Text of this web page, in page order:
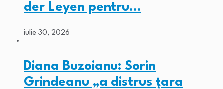
der Leyen pentru…
iulie 30, 2026
Diana Buzoianu: Sorin
Grindeanu „a distrus țara